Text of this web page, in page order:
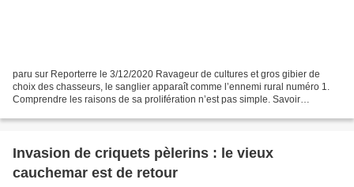
paru sur Reporterre le 3/12/2020 Ravageur de cultures et gros gibier de
choix des chasseurs, le sanglier apparaît comme l’ennemi rural numéro 1.
Comprendre les raisons de sa prolifération n’est pas simple. Savoir
Invasion de criquets pèlerins : le vieux
cauchemar est de retour